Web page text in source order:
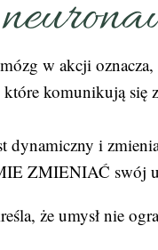
w akcji oznacza,
komunikują się
dynamiczny i
ZMIENIAĆ swój
że umysł nie